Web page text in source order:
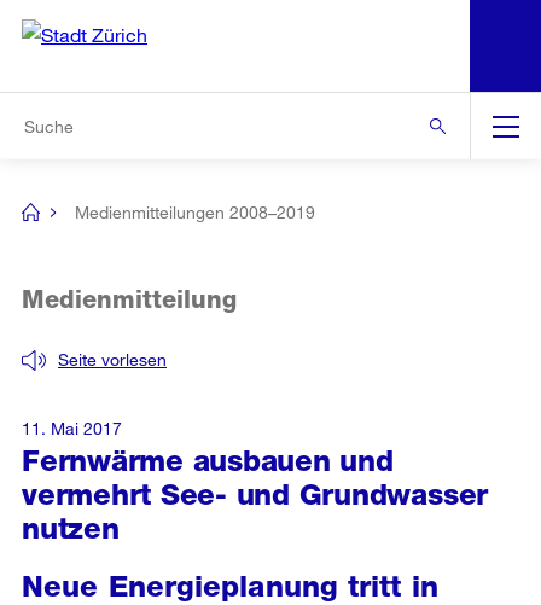
Navigation
[no
Medienmitteilungen 2008–2019
Fernwärme ausbauen und
vermehrt See- und Grundwasser
nutzen
Seite vorlesen
Medienmitteilung
Neue Energieplanung tritt in
11. Mai 2017